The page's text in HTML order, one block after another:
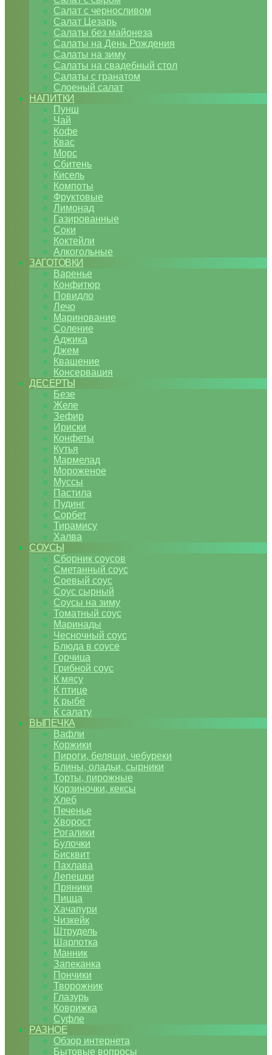
Салат с черносливом
Салат Цезарь
Салаты без майонеза
Салаты на День Рождения
Салаты на зиму
Салаты на свадебный стол
Салаты с гранатом
Слоеный салат
НАПИТКИ
Пунш
Чай
Кофе
Квас
Морс
Сбитень
Кисель
Компоты
Фруктовые
Лимонад
Газированные
Соки
Коктейли
Алкогольные
ЗАГОТОВКИ
Варенье
Конфитюр
Повидло
Лечо
Маринование
Соление
Аджика
Джем
Квашение
Консервация
ДЕСЕРТЫ
Безе
Желе
Зефир
Ириски
Конфеты
Кутья
Мармелад
Мороженое
Муссы
Пастила
Пудинг
Сорбет
Тирамису
Халва
СОУСЫ
Сборник соусов
Сметанный соус
Соевый соус
Соус сырный
Соусы на зиму
Томатный соус
Маринады
Чесночный соус
Блюда в соусе
Горчица
Грибной соус
К мясу
К птице
К рыбе
К салату
ВЫПЕЧКА
Вафли
Коржики
Пироги, беляши, чебуреки
Блины, оладьи, сырники
Торты, пирожные
Корзиночки, кексы
Хлеб
Печенье
Хворост
Рогалики
Булочки
Бисквит
Пахлава
Лепешки
Пряники
Пицца
Хачапури
Чизкейк
Штрудель
Шарлотка
Манник
Запеканка
Пончики
Творожник
Глазурь
Коврижка
Суфле
РАЗНОЕ
Обзор интернета
Бытовые вопросы